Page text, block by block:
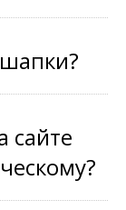
сайте